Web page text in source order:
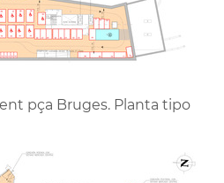
pça Bruges. Planta tipo